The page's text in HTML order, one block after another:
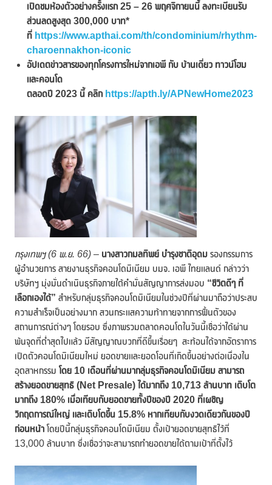
เปิดชมห้องตัวอย่างครั้งแรก 25 – 26 พฤศจิกายนนี้ ลงทะเบียนรับ
ส่วนลดสูงสุด 300,000 บาท*
ที่ https://www.apthai.com/th/condominium/rhythm-
charoennakhon-iconic
อัปเดตข่าวสารของทุกโครงการใหม่จากเอพี กับ บ้านเดี่ยว ทาวน์โฮม
และคอนโด
ตลอดปี 2023 นี้ คลิก https://apth.ly/APNewHome2023
กรุงเทพฯ (6 พ.ย. 66) – นางสาวกมลทิพย์ บำรุงชาติอุดม รองกรรมการ
ผู้อำนวยการ สายงานธุรกิจคอนโดมิเนียม บมจ. เอพี ไทยแลนด์ กล่าวว่า
บริษัทฯ มุ่งมั่นดำเนินธุรกิจภายใต้คำมั่นสัญญาการส่งมอบ “ชีวิตดีๆ ที่
เลือกเองได้” สำหรับกลุ่มธุรกิจคอนโดมิเนียมในช่วงปีที่ผ่านมาถือว่าประสบ
ความสำเร็จเป็นอย่างมาก สวนกระแสความท้าทายจากการฟื้นตัวของ
สถานการณ์ต่างๆ โดยรอบ ซึ่งภาพรวมตลาดคอนโดในวันนี้เชื่อว่าได้ผ่าน
พ้นจุดที่ต่ำสุดไปแล้ว มีสัญญาณบวกที่ดีขึ้นเรื่อยๆ สะท้อนได้จากอัตราการ
เปิดตัวคอนโดมิเนียมใหม่ ยอดขายและยอดโอนที่เกิดขึ้นอย่างต่อเนื่องใน
อุตสาหกรรม โดย 10 เดือนที่ผ่านมากลุ่มธุรกิจคอนโดมิเนียม สามารถ
สร้างยอดขายสุทธิ (Net Presale) ได้มากถึง 10,713 ล้านบาท เติบโต
มากถึง 180% เมื่อเทียบกับยอดขายทั้งปีของปี 2020 ที่เผชิญ
วิกฤตการณ์ใหญ่ และเติบโตขึ้น 15.8% หากเทียบกับงวดเดียวกันของปี
ก่อนหน้า โดยปีนี้กลุ่มธุรกิจคอนโดมิเนียม ตั้งเป้ายอดขายสุทธิไว้ที่
13,000 ล้านบาท ซึ่งเชื่อว่าจะสามารถทำยอดขายได้ตามเป้าที่ตั้งไว้